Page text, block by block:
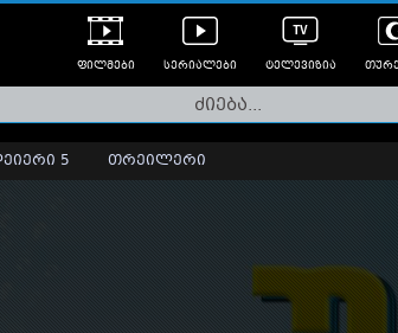
ფილმები სერიალები ტელევიზია
5 თრეილერი